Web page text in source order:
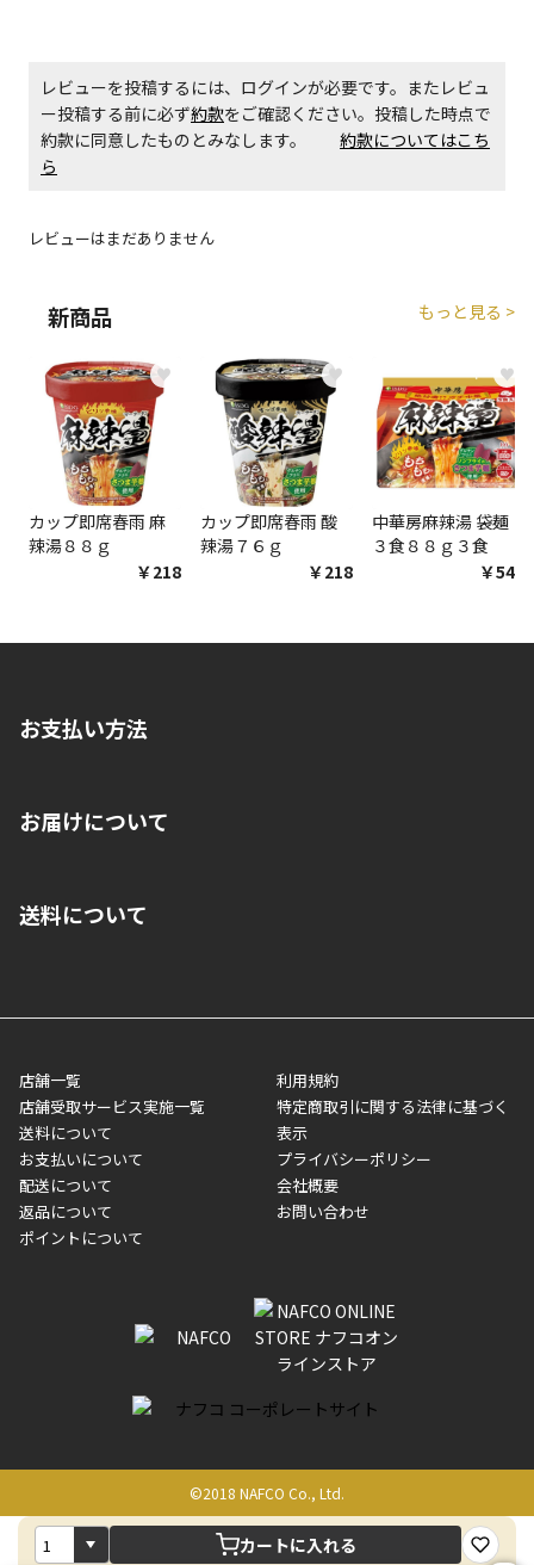
カートに入れる
レビューを投稿するには、ログインが必要です。またレビュ
ー投稿する前に必ず約款をご確認ください。投稿した時点で
約款に同意したものとみなします。 約款についてはこち
ら
レビューはまだありません
新商品 もっと見る >
♥
カップ即席春雨 麻
辣湯８８ｇ
￥218
♥
カップ即席春雨 酸
辣湯７６ｇ
￥218
♥
中華房麻辣湯 袋麺
３食８８ｇ３食
￥548
お支払い方法
いいただくことはできません。ご了承ください。
■代金引換(代引)※手数料がかかります
■商品によっては一部決済方法が使用できない場合がございま
す。
お届けについて
ご注文が確認出来次第、1～4営業日に発送いたします。「お取り
業日にてお引渡しとなります。(離島などの場合、例外もあります)
メーカー直送品など一部商品については、その他商品との購入に
制限がかかる場合がございます。また発送日についても、通常と
異なる場合がございます。対象商品の説明ページをご確認くださ
い。
■店舗受取をご選択いただいた場合
ご注文が確認出来次第、お受取される店舗在庫を使用してご準備
をさせていただきます。店舗に在庫がない場合は店舗よりお取り
いただく場合がございます。店舗準備でのお渡しとなる為、商品
のみの受け渡しとなります。（箱や納品書は付属しておりませ
ん）店舗で準備が出来次第、メールにてご連絡させていただきま
送料について
店舗一覧
店舗受取サービス実施一覧
送料について
お支払いについて
配送について
返品について
ポイントについて
利用規約
特定商取引に関する法律に基づく
表示
プライバシーポリシー
会社概要
お問い合わせ
©2018 NAFCO Co., Ltd.